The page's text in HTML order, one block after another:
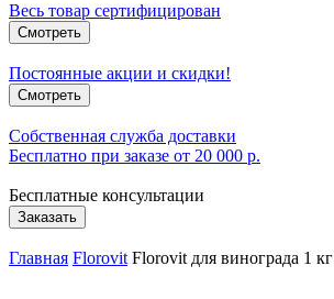
Весь товар сертифицирован
Смотреть
Постоянные акции и скидки!
Смотреть
Собственная служба доставки
Бесплатно при заказе от 20 000 р.
Бесплатные консультации
Заказать
Главная Florovit Florovit для винограда 1 кг